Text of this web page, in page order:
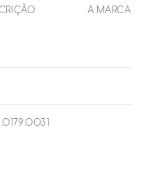
A MARCA